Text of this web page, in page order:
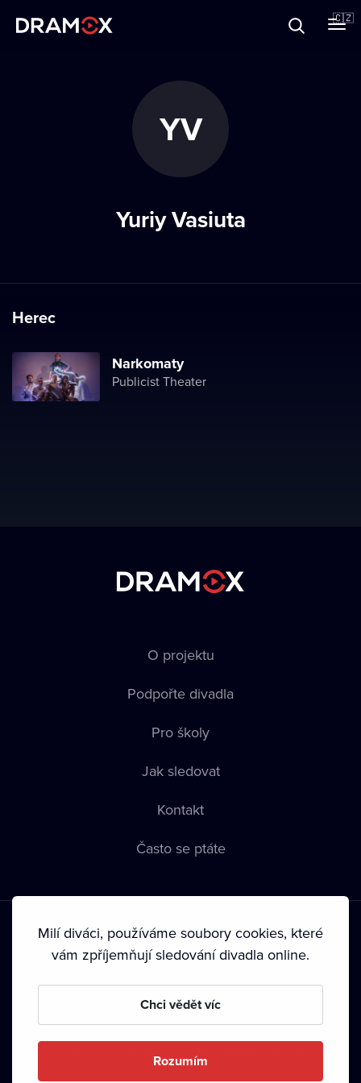
🇨🇿
YV
Yuriy Vasiuta
Herec
Narkomaty
Publicist Theater
O projektu
Podpořte divadla
Pro školy
Jak sledovat
Kontakt
Často se ptáte
Podmínky používání • Ochrana soukromí • Zásady používání
• Autorská práva•
Milí diváci, používáme soubory cookies, které
vám zpříjemňují sledování divadla online.
Chci vědět víc
Rozumím